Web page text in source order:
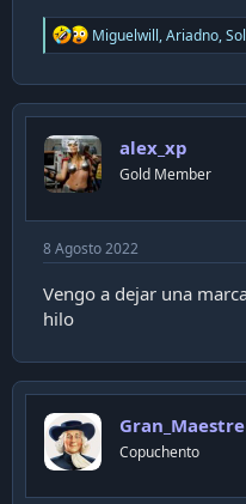
R
e
c
t
o
n
s
Miguelwill,Ariadno,
alex_xp
Gold Member
8 Agosto 2022
Vengo a dejar una
hilo
Gran_Maestre
Copuchento